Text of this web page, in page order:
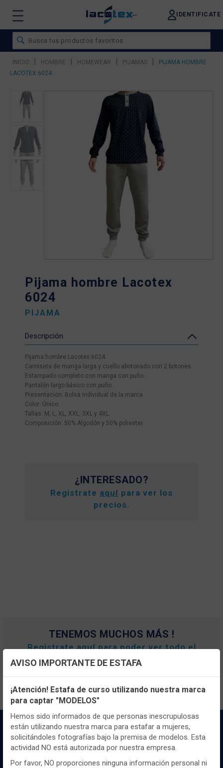
IDENTIFICATE
INICIO | HOMBRE | HOMEWEAR | PIJAMAS |
PIJAMA HOMBRE
LACOTEX 6024
Pijama hombre Lacotex
6024
PIJAMA
Descripción
Pijama hombre Lacotex 6024
Camiseta de manga larga y cuello abotonado con 2 botones.
Estampado completo con manga con puño.
Pantalón largo básico con puño.
Presentación: Bolsa individual de la marca
Color: Único
Tallas: M, L, XL, XXL, 3XL y 4XL
Composición: 50% Algodón y 50% poliester
¿INTERESADO?
Registrate aquí para ver los
precios.
TENEMOS MUCHOS MÁS !
Registrateaquípara poder ver todo el
contenido y los precios.
Configuración de cookies
Utilizamos cookies propias y de terceros, de sesión o
persistentes, para hacer funcionar de manera segura nuestra
página web y personalizar su contenido.
Igualmente, utilizamos cookies para medir y obtener datos de
la navegación que realizas y para ajustar el contenido a tus
gustos y preferencias.
AVISO IMPORTANTE DE ESTAFA
¡Atención! Estafa de curso utilizando nuestra marca
para captar "MODELOS"
Hemos sido informados de que personas inescrupulosas
están utilizando nuestra marca para estafar a mujeres,
solicitándoles fotografías bajo la premisa de modelos. Esta
actividad NO está autorizada por nuestra empresa.
Por favor, NO proporciones ninguna información personal ni